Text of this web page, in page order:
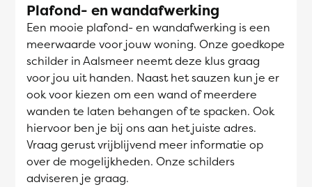
Plafond- en wandafwerking
Een mooie plafond- en wandafwerking is een
meerwaarde voor jouw woning. Onze goedkope
schilder in Aalsmeer neemt deze klus graag
voor jou uit handen. Naast het sauzen kun je er
ook voor kiezen om een wand of meerdere
wanden te laten behangen of te spacken. Ook
hiervoor ben je bij ons aan het juiste adres.
Vraag gerust vrijblijvend meer informatie op
over de mogelijkheden. Onze schilders
adviseren je graag.